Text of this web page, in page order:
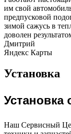
им свой
предпусковой
зимой сажусь в
доволен
Дмитрий
Яндекс Карты
Установка
Установка
Наш Сервисный